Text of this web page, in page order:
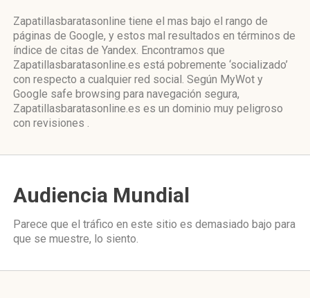
Zapatillasbaratasonline tiene el mas bajo el rango de
páginas de Google, y estos mal resultados en términos de
índice de citas de Yandex. Encontramos que
Zapatillasbaratasonline.es está pobremente ‘socializado’
con respecto a cualquier red social. Según MyWot y
Google safe browsing para navegación segura,
Zapatillasbaratasonline.es es un dominio muy peligroso
con revisiones .
Audiencia Mundial
Parece que el tráfico en este sitio es demasiado bajo para
que se muestre, lo siento.